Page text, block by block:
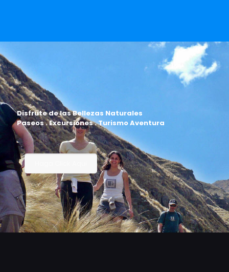
Disfrute de las Bellezas Naturales
Paseos . Excursiones . Turismo Aventura